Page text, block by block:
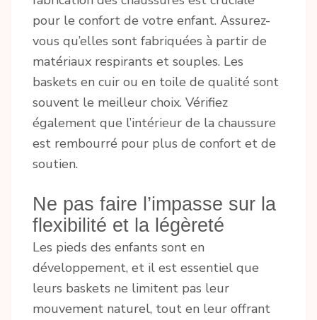
pour le confort de votre enfant. Assurez-
vous qu’elles sont fabriquées à partir de
matériaux respirants et souples. Les
baskets en cuir ou en toile de qualité sont
souvent le meilleur choix. Vérifiez
également que l’intérieur de la chaussure
est rembourré pour plus de confort et de
soutien.
Ne pas faire l’impasse sur la
flexibilité et la légèreté
Les pieds des enfants sont en
développement, et il est essentiel que
leurs baskets ne limitent pas leur
mouvement naturel, tout en leur offrant